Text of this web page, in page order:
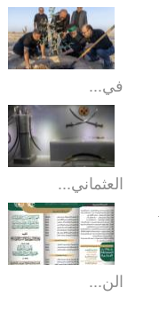
في...
العثماني...
الن...